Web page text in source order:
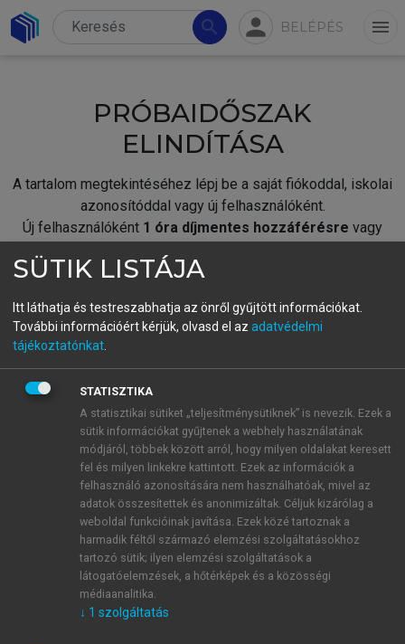
search person BELÉPÉS menu
PRÓBAIDŐSZAK
ELINDÍTÁSA
A tartalom megtekintéséhez lépj be a saját fiókoddal, iskolai
azonosítóddal vagy új felhasználóként.
Új felhasználóként 1 óra díjmentes hozzáférésre vagy
fiókoddal,vagy hozz létre új fiókot.
A regisztráció után apróbaidőszakautomatikusan
BELÉPÉS SAJÁT FIÓKKAL
ÚJ FIÓK LÉTREHOZÁSA
1 óra díjmentes hozzáférés
E-MAIL-CÍM
SÜTIK LISTÁJA
Itt láthatja és testreszabhatja az önről gyűjtött információkat.
További információért kérjük, olvasd el az adatvédelmi
tájékoztatónkat
STATISZTIKA
A statisztikai sütiket „teljesítménysütiknek” is nevezik. Ezek a
sütik információkat gyűjtenek a webhely használatának
módjáról, többek között arról, hogy milyen oldalakat keresett
fel és milyen linkekre kattintott. Ezek az információk a
felhasználó azonosítására nem használhatóak, mivel az
adatok összesítettek és anonimizáltak. Céljuk kizárólag a
weboldal funkcióinak javítása. Ezek közé tartoznak a
harmadik féltől származó elemzési szolgáltatásokhoz
tartozó sütik; ilyen elemzési szolgáltatások a
látogatóelemzések, a hőtérképek és a közösségi
médiaanalitika.
↓ 1 szolgáltatás